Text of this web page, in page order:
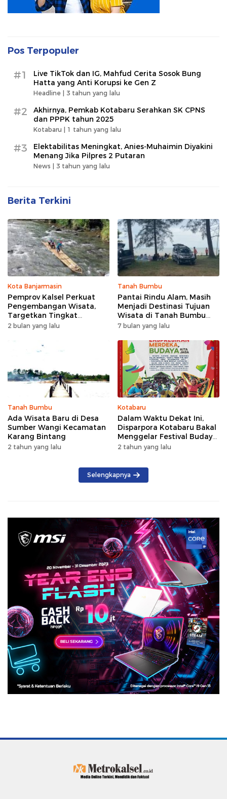
Pos Terpopuler
#1
Live TikTok dan IG, Mahfud Cerita Sosok Bung
Hatta yang Anti Korupsi ke Gen Z
Headline | 3 tahun yang lalu
#2
Akhirnya, Pemkab Kotabaru Serahkan SK CPNS
dan PPPK tahun 2025
Kotabaru | 1 tahun yang lalu
#3
Elektabilitas Meningkat, Anies-Muhaimin Diyakini
Menang Jika Pilpres 2 Putaran
News | 3 tahun yang lalu
Berita Terkini
Kota Banjarmasin
Pemprov Kalsel Perkuat
Pengembangan Wisata,
Targetkan Tingkat
Kunjungan Naik 5 Persen di
2 bulan yang lalu
Tanah Bumbu
Pantai Rindu Alam, Masih
Menjadi Destinasi Tujuan
Wisata di Tanah Bumbu
dengan Rindangnya Pohon
7 bulan yang lalu
Tanah Bumbu
Ada Wisata Baru di Desa
Sumber Wangi Kecamatan
Karang Bintang
2 tahun yang lalu
Kotabaru
Dalam Waktu Dekat Ini,
Disparpora Kotabaru Bakal
Menggelar Festival Budaya
Saijaan 2024
2 tahun yang lalu
Selengkapnya